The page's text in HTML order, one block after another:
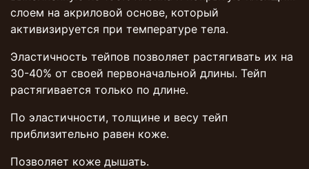
слоем на акриловой основе, который
активизируется при температуре тела.
Эластичность тейпов позволяет растягивать их на
30-40% от своей первоначальной длины. Тейп
растягивается только по длине.
По эластичности, толщине и весу тейп
приблизительно равен коже.
Позволяет коже дышать.